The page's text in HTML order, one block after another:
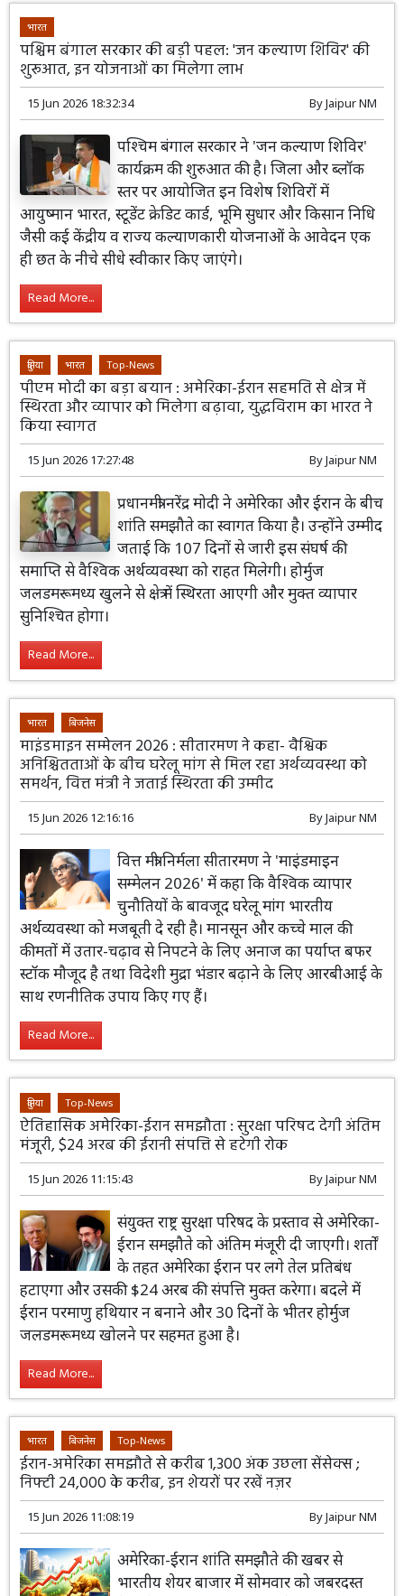
भारत
पश्चिम बंगाल सरकार की बड़ी पहल: 'जन कल्याण शिविर' की
शुरूआत, इन योजनाओं का मिलेगा लाभ
15 Jun 2026 18:32:34 ByJaipur NM
पश्चिम बंगाल सरकार ने 'जन कल्याण शिविर'
कार्यक्रम की शुरुआत की है। जिला और ब्लॉक
स्तर पर आयोजित इन विशेष शिविरों में
आयुष्मान भारत, स्टूडेंट क्रेडिट कार्ड, भूमि सुधार और किसान निधि
जैसी कई केंद्रीय व राज्य कल्याणकारी योजनाओं के आवेदन एक
ही छत के नीचे सीधे स्वीकार किए जाएंगे।
Read More...
दुनिया भारत Top-News
पीएम मोदी का बड़ा बयान : अमेरिका-ईरान सहमति से क्षेत्र में
स्थिरता और व्यापार को मिलेगा बढ़ावा, युद्धविराम का भारत ने
किया स्वागत
15 Jun 2026 17:27:48 ByJaipur NM
प्रधानमंत्री नरेंद्र मोदी ने अमेरिका और ईरान के बीच
शांति समझौते का स्वागत किया है। उन्होंने उम्मीद
जताई कि 107 दिनों से जारी इस संघर्ष की
समाप्ति से वैश्विक अर्थव्यवस्था को राहत मिलेगी। होर्मुज
जलडमरूमध्य खुलने से क्षेत्र में स्थिरता आएगी और मुक्त व्यापार
सुनिश्चित होगा।
Read More...
भारत बिजनेस
माइंडमाइन सम्मेलन 2026 : सीतारमण ने कहा- वैश्विक
अनिश्चितताओं के बीच घरेलू मांग से मिल रहा अर्थव्यवस्था को
समर्थन, वित्त मंत्री ने जताई स्थिरता की उम्मीद
15 Jun 2026 12:16:16 ByJaipur NM
वित्त मंत्री निर्मला सीतारमण ने 'माइंडमाइन
सम्मेलन 2026' में कहा कि वैश्विक व्यापार
चुनौतियों के बावजूद घरेलू मांग भारतीय
अर्थव्यवस्था को मजबूती दे रही है। मानसून और कच्चे माल की
कीमतों में उतार-चढ़ाव से निपटने के लिए अनाज का पर्याप्त बफर
स्टॉक मौजूद है तथा विदेशी मुद्रा भंडार बढ़ाने के लिए आरबीआई के
साथ रणनीतिक उपाय किए गए हैं।
Read More...
दुनिया Top-News
ऐतिहासिक अमेरिका-ईरान समझौता : सुरक्षा परिषद देगी अंतिम
मंजूरी, $24 अरब की ईरानी संपत्ति से हटेगी रोक
15 Jun 2026 11:15:43 ByJaipur NM
संयुक्त राष्ट्र सुरक्षा परिषद के प्रस्ताव से अमेरिका-
ईरान समझौते को अंतिम मंजूरी दी जाएगी। शर्तों
के तहत अमेरिका ईरान पर लगे तेल प्रतिबंध
हटाएगा और उसकी $24 अरब की संपत्ति मुक्त करेगा। बदले में
ईरान परमाणु हथियार न बनाने और 30 दिनों के भीतर होर्मुज
जलडमरूमध्य खोलने पर सहमत हुआ है।
Read More...
भारत बिजनेस Top-News
ईरान-अमेरिका समझौते से करीब 1,300 अंक उछला सेंसेक्स ;
निफ्टी 24,000 के करीब, इन शेयरों पर रखें नज़र
15 Jun 2026 11:08:19 ByJaipur NM
अमेरिका-ईरान शांति समझौते की खबर से
भारतीय शेयर बाजार में सोमवार को जबरदस्त